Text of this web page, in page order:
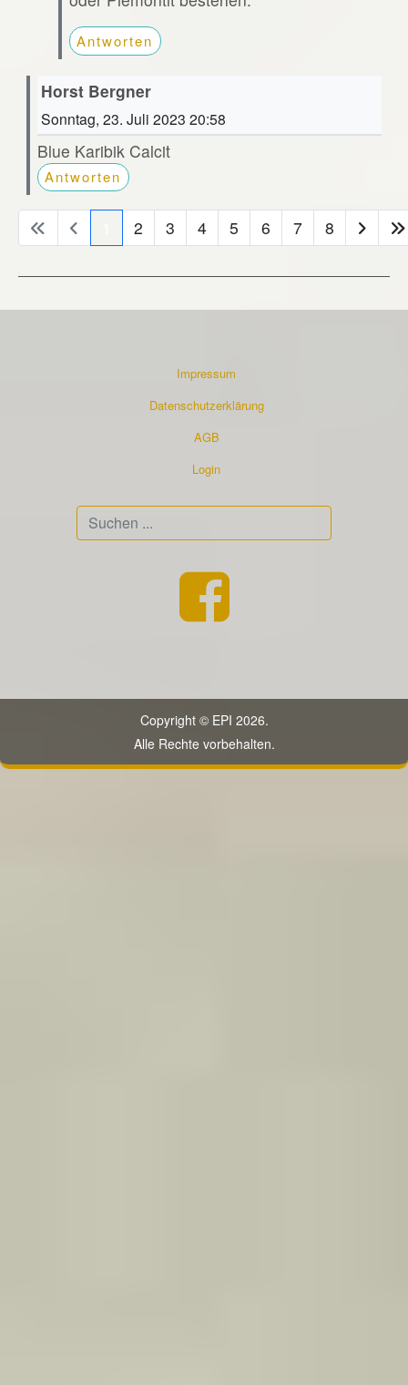
Antworten
Horst Bergner
Sonntag, 23. Juli 2023 20:58
Blue Karibik Calcit
Antworten
2 3 4 5 6 7 8
Impressum
Datenschutzerklärung
AGB
Login
Copyright © EPI 2026.
Alle Rechte vorbehalten.